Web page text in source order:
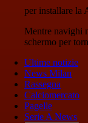
per installare la
Mentre navighi
schermo per
Ultime notizie
News Milan
Rassegna
Calciomercato
Pagelle
Serie A News